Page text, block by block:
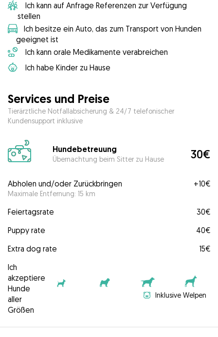
Ich kann auf Anfrage Referenzen zur Verfügung
stellen
Ich besitze ein Auto, das zum Transport von Hunden
geeignet ist
Ich kann orale Medikamente verabreichen
Ich habe Kinder zu Hause
Services und Preise
Tierärztliche Notfallabsicherung & 24/7 telefonischer
Kundensupport inklusive
Hundebetreuung
Übernachtung beim Sitter zu Hause 30€
Abholen und/oder Zurückbringen
Maximale Entfernung: 15 km
+10€
Feiertagsrate
30€
Puppy rate
40€
Extra dog rate
15€
Ich
akzeptiere
Hunde
aller
Größen
Inklusive Welpen